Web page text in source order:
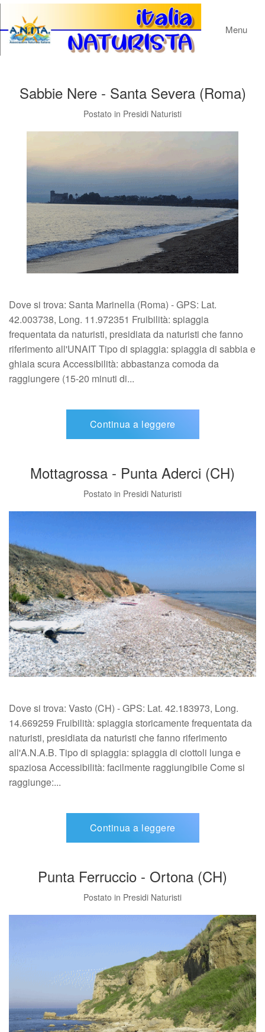
Menu
Sabbie Nere - Santa Severa (Roma)
Postato in Presidi Naturisti
Dove si trova: Santa Marinella (Roma) - GPS: Lat.
42.003738, Long. 11.972351 Fruibilità: spiaggia
frequentata da naturisti, presidiata da naturisti che fanno
riferimento all'UNAIT Tipo di spiaggia: spiaggia di sabbia e
ghiaia scura Accessibilità: abbastanza comoda da
raggiungere (15-20 minuti di...
Continua a leggere
Mottagrossa - Punta Aderci (CH)
Postato in Presidi Naturisti
Dove si trova: Vasto (CH) - GPS: Lat. 42.183973, Long.
14.669259 Fruibilità: spiaggia storicamente frequentata da
naturisti, presidiata da naturisti che fanno riferimento
all'A.N.A.B. Tipo di spiaggia: spiaggia di ciottoli lunga e
spaziosa Accessibilità: facilmente raggiungibile Come si
raggiunge:...
Continua a leggere
Punta Ferruccio - Ortona (CH)
Postato in Presidi Naturisti